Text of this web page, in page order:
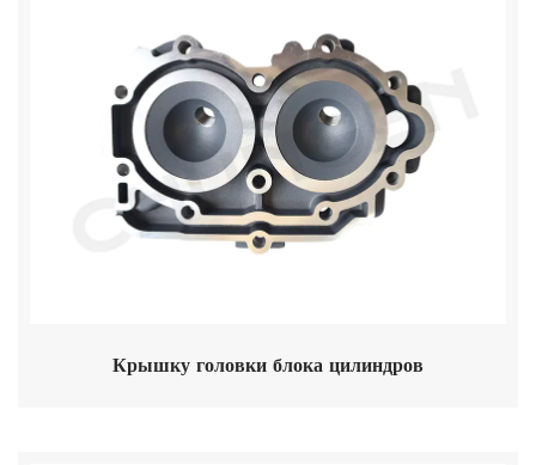
Крышку головки блока цилиндров